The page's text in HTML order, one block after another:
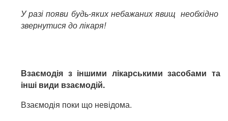
У разі появи будь-яких небажаних явищ необхідно
звернутися до лікаря!
Взаємодія з іншими лікарськими засобами та
інші види взаємодій.
Взаємодія поки що невідома.